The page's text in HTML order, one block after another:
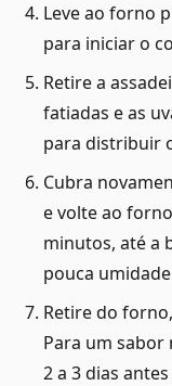
Leve ao forno
para iniciar o
Retire a
fatiadas e as
para distribuir
Cubra
e volte ao
minutos, até a
pouca
Retire do
Para um sabor
2 a 3 dias